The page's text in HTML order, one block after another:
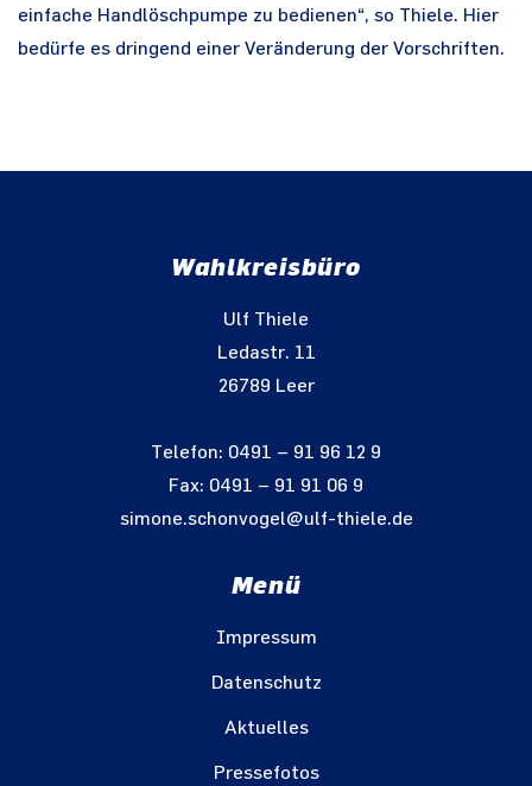
einfache Handlöschpumpe zu bedienen“, so Thiele. Hier
bedürfe es dringend einer Veränderung der Vorschriften.
Wahlkreisbüro
Ulf Thiele
Ledastr. 11
26789 Leer
Telefon: 0491 – 91 96 12 9
Fax: 0491 – 91 91 06 9
simone.schonvogel@ulf-thiele.de
Menü
Impressum
Datenschutz
Aktuelles
Pressefotos